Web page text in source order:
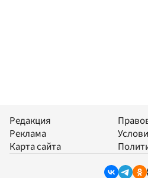
Редакция
Реклама
Карта сайта